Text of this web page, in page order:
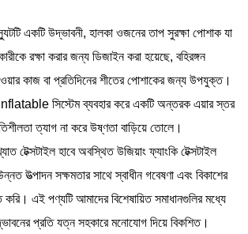
একটি উদ্ভাবনী, হালকা ওজনের তাপ সুরক্ষা পোশাক যা
রক্ষা করার জন্য ডিজাইন করা হয়েছে, বহিরঙ্গন
কাজ বা প্রতিদিনের শীতের পোশাকের জন্য উপযুক্ত।
সিস্টেম ব্যবহার করে একটি অন্তরক এয়ার স্তর
ত্যাগ না করে উষ্ণতা বাড়িয়ে তোলে।
টেক্সটাইল হাবে অবস্থিত উজিয়াং ফ্যাংকি টেক্সটাইল
উত্পাদন সক্ষমতার সাথে স্বাধীন গবেষণা এবং বিকাশের
করি। এই পণ্যটি আমাদের বিশেষায়িত সমাধানগুলির মধ্যে
প্রতি যত্ন সহকারে মনোযোগ দিয়ে বিকশিত।